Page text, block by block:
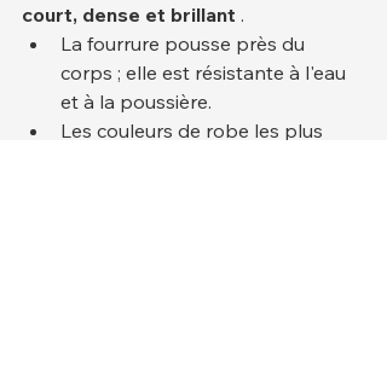
court, dense et brillant .
La fourrure pousse près du
corps ; elle est résistante à l'eau
et à la poussière.
Les couleurs de robe les plus